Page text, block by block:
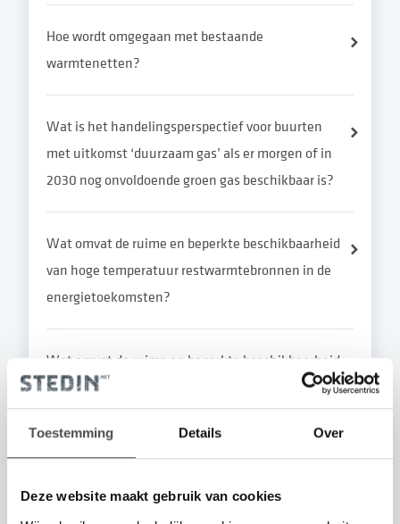
Toestemming Details Over
Deze website maakt gebruik van cookies
Hoe wordt omgegaan met bestaande
warmtenetten?
Wat is het handelingsperspectief voor buurten
met uitkomst ‘duurzaam gas’ als er morgen of in
2030 nog onvoldoende groen gas beschikbaar is?
Wat omvat de ruime en beperkte beschikbaarheid
van hoge temperatuur restwarmtebronnen in de
energietoekomsten?
Wat omvat de ruime en beperkte beschikbaarheid
van duurzaam gas in de energietoekomsten?
energietoekomsten?